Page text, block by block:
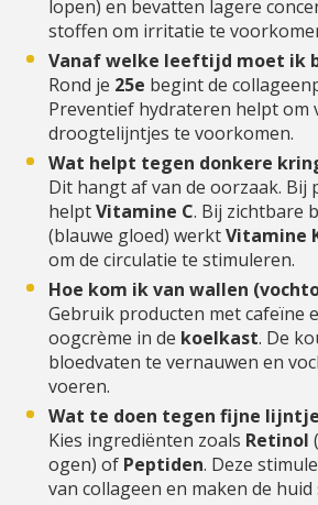
lopen) en bevatten lagere
stoffen om irritatie te
Vanaf welke leeftijd moet ik
Rond je 25e begint de
Preventief hydrateren helpt om
droogtelijntjes te voorkomen.
Wat helpt tegen donkere
Dit hangt af van de oorzaak. Bij
helptVitamine C. Bij zichtbare
(blauwe gloed) werktVitamine
om de circulatie te stimuleren.
Hoe kom ik van wallen
Gebruik producten met cafeïne
oogcrème in de koelkast. De
bloedvaten te vernauwen en
voeren.
Wat te doen tegen fijne
Kies ingrediënten zoals Retinol
ogen) of Peptiden. Deze
van collageen en maken de huid